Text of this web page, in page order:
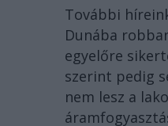
További
Dunába
egyelőre
szerint pedig
nem lesz a